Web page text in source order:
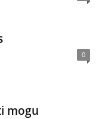
0
mogu